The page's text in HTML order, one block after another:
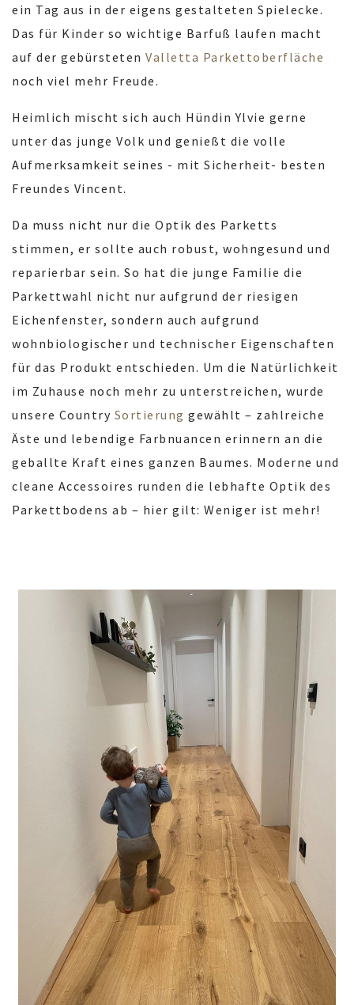
ein Tag aus in der eigens gestalteten Spielecke.
Das für Kinder so wichtige Barfuß laufen macht
auf der gebürsteten Valletta Parkettoberfläche
noch viel mehr Freude.
Heimlich mischt sich auch Hündin Ylvie gerne
unter das junge Volk und genießt die volle
Aufmerksamkeit seines - mit Sicherheit- besten
Freundes Vincent.
Da muss nicht nur die Optik des Parketts
stimmen, er sollte auch robust, wohngesund und
reparierbar sein. So hat die junge Familie die
Parkettwahl nicht nur aufgrund der riesigen
Eichenfenster, sondern auch aufgrund
wohnbiologischer und technischer Eigenschaften
für das Produkt entschieden. Um die Natürlichkeit
im Zuhause noch mehr zu unterstreichen, wurde
unsere Country Sortierung gewählt – zahlreiche
Äste und lebendige Farbnuancen erinnern an die
geballte Kraft eines ganzen Baumes. Moderne und
cleane Accessoires runden die lebhafte Optik des
Parkettbodens ab – hier gilt: Weniger ist mehr!